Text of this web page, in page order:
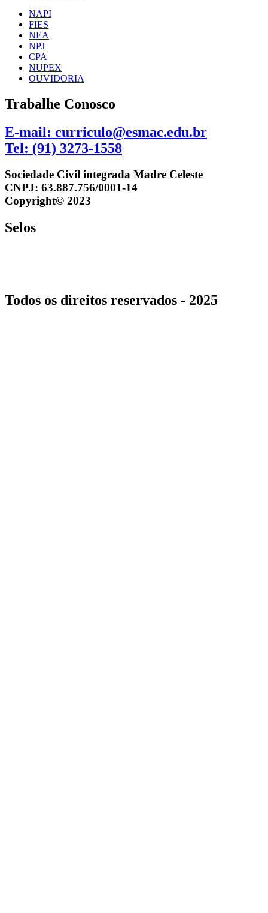
NAPI
FIES
NEA
NPJ
CPA
NUPEX
OUVIDORIA
Trabalhe Conosco
E-mail: curriculo@esmac.edu.br
Tel: (91) 3273-1558​
Sociedade Civil integrada Madre Celeste
CNPJ: 63.887.756/0001-14
Copyright© 2023
Selos
Todos os direitos reservados - 2025